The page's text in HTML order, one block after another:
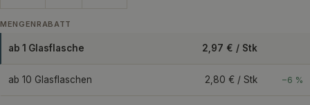
MENGENRABATT
ab 1 Glasflasche 2,97 € / Stk
ab 10 Glasflaschen 2,80 € / Stk −6 %